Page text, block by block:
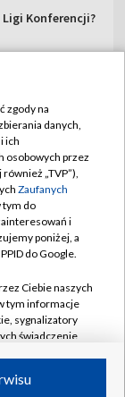
Ligi Konferencji?
w likwidacji
zgody na
danych,
ich
osobowych przez
„TVP”),
Zaufanych
tym do
i
poniżej, a
do Google.
Ciebie naszych
tym informacje
sygnalizatory
świadczenie